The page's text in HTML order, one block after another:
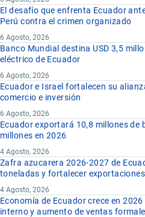
El desafío que enfrenta Ecuador
Perú contra el crimen organizado
6 Agosto, 2026
Banco Mundial destina USD 3,5
eléctrico de Ecuador
6 Agosto, 2026
Ecuador e Israel fortalecen su
comercio e inversión
6 Agosto, 2026
Ecuador exportará 10,8 millones de
millones en 2026
4 Agosto, 2026
Zafra azucarera 2026-2027 de
toneladas y fortalecer exportaciones
4 Agosto, 2026
Economía de Ecuador crece en
interno y aumento de ventas